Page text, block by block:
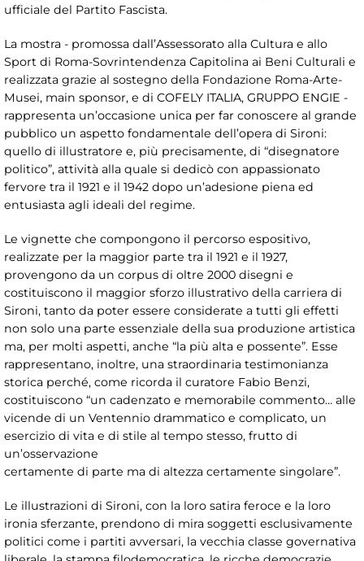
ufficiale del Partito Fascista.
La mostra - promossa dall’Assessorato alla Cultura e allo
Sport di Roma-Sovrintendenza Capitolina ai Beni Culturali e
realizzata grazie al sostegno della Fondazione Roma-Arte-
Musei, main sponsor, e di COFELY ITALIA, GRUPPO ENGIE -
rappresenta un’occasione unica per far conoscere al grande
pubblico un aspetto fondamentale dell’opera di Sironi:
quello di illustratore e, più precisamente, di “disegnatore
politico”, attività alla quale si dedicò con appassionato
fervore tra il 1921 e il 1942 dopo un’adesione piena ed
entusiasta agli ideali del regime.
Le vignette che compongono il percorso espositivo,
realizzate per la maggior parte tra il 1921 e il 1927,
provengono da un corpus di oltre 2000 disegni e
costituiscono il maggior sforzo illustrativo della carriera di
Sironi, tanto da poter essere considerate a tutti gli effetti
non solo una parte essenziale della sua produzione artistica
ma, per molti aspetti, anche “la più alta e possente”. Esse
rappresentano, inoltre, una straordinaria testimonianza
storica perché, come ricorda il curatore Fabio Benzi,
costituiscono “un cadenzato e memorabile commento… alle
vicende di un Ventennio drammatico e complicato, un
esercizio di vita e di stile al tempo stesso, frutto di
un’osservazione
certamente di parte ma di altezza certamente singolare”.
Le illustrazioni di Sironi, con la loro satira feroce e la loro
ironia sferzante, prendono di mira soggetti esclusivamente
politici come i partiti avversari, la vecchia classe governativa